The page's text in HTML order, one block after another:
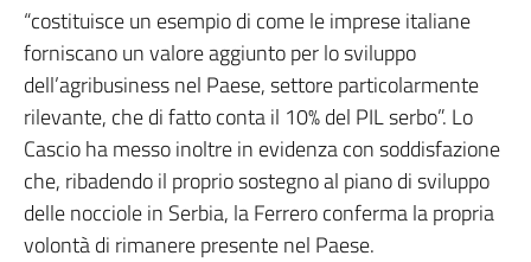
“costituisce un esempio di come le imprese italiane
forniscano un valore aggiunto per lo sviluppo
dell’agribusiness nel Paese, settore particolarmente
rilevante, che di fatto conta il 10% del PIL serbo”. Lo
Cascio ha messo inoltre in evidenza con soddisfazione
che, ribadendo il proprio sostegno al piano di sviluppo
delle nocciole in Serbia, la Ferrero conferma la propria
volontà di rimanere presente nel Paese.